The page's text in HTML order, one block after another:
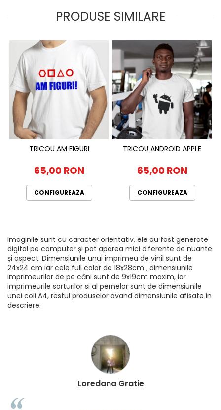
PRODUSE SIMILARE
TRICOU AM FIGURI
65,00 RON
CONFIGUREAZA
TRICOU ANDROID APPLE
65,00 RON
CONFIGUREAZA
Imaginile sunt cu caracter orientativ, ele au fost generate
digital pe computer și pot aparea mici diferente de nuante
și aspect. Dimensiunile unui imprimeu de vinil sunt de
24x24 cm iar cele full color de 18x28cm , dimensiunile
imprimeurilor de pe căni sunt de 9x19cm maxim, iar
imprimeurile sorturilor si al pernelor sunt de dimensiunile
unei coli A4, restul produselor avand dimensiunile afisate in
descriere.
Loredana Gratie